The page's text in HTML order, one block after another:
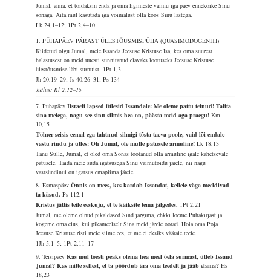
Jumal, anna, et toidaksin enda ja oma ligimeste vaimu iga päev ennekõike Sinu
sõnaga. Aita mul kasutada iga võimalust olla koos Sinu lastega.
Lk 24,1–12; 1Pt 2,4–10
1. PÜHAPÄEV PÄRAST ÜLESTÕUSMISPÜHA (QUASIMODOGENITI)
Kiidetud olgu Jumal, meie Issanda Jeesuse Kristuse Isa, kes oma suurest
halastusest on meid uuesti sünnitanud elavaks lootuseks Jeesuse Kristuse
ülestõusmise läbi surnuist. 1Pt 1,3
Jh 20,19–29; Js 40,26–31; Ps 134
Jutlus: Kl 2,12–15
7. PühapäevIisraeli lapsed ütlesid Issandale: Me oleme pattu teinud! Talita
sina meiega, nagu see sinu silmis hea on, päästa meid aga praegu!Km
10,15
Tölner seisis eemal ega tahtnud silmigi tõsta taeva poole, vaid lõi endale
vastu rindu ja ütles: Oh Jumal, ole mulle patusele armuline!Lk 18,13
Tänu Sulle, Jumal, et oled oma Sõnas tõotanud olla armuline igale kahetsevale
patusele. Täida meie süda igatsusega Sinu vaimutoidu järele, nii nagu
vastsündinul on igatsus emapiima järele.
8. EsmaspäevÕnnis on mees, kes kardab Issandat, kellele väga meeldivad
ta käsud.Ps 112,1
Kristus jättis teile eeskuju, et te käiksite tema jälgedes. 1Pt 2,21
Jumal, me oleme olnud pikaldased Sind järgima, ehkki loeme Pühakirjast ja
kogeme oma elus, kui pikameelselt Sina meid järele ootad. Hoia oma Poja
Jeesuse Kristuse risti meie silme ees, et me ei eksiks väärale teele.
1Jh 5,1–5; 1Pt 2,11–17
9. TeisipäevKas mul tõesti peaks olema hea meel õela surmast, ütleb Issand
Jumal? Kas mitte sellest, et ta pöördub ära oma teedelt ja jääb elama?Hs
18,23